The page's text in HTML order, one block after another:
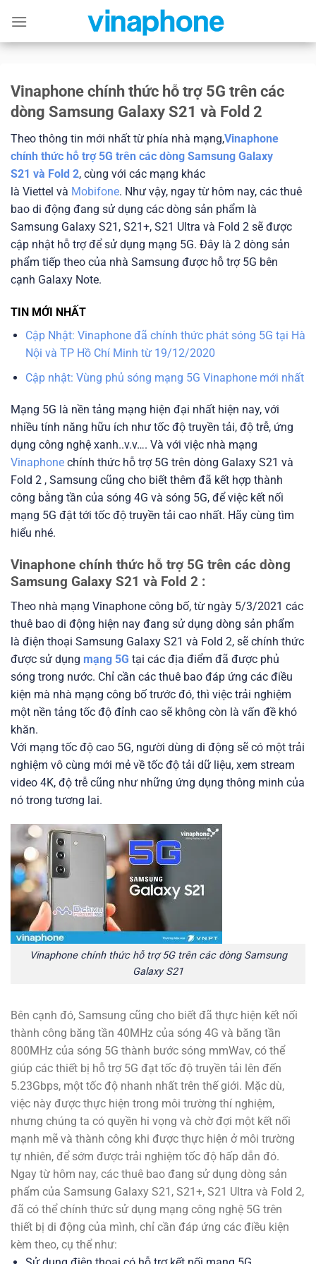
content
Vinaphone chính thức hỗ trợ 5G trên các
dòng Samsung Galaxy S21 và Fold 2
Theo thông tin mới nhất từ phía nhà mạng,Vinaphone
chính thức hỗ trợ 5G trên các dòng Samsung Galaxy
S21 và Fold 2, cùng với các mạng khác
là Viettel và Mobifone. Như vậy, ngay từ hôm nay, các thuê
bao di động đang sử dụng các dòng sản phẩm là
Samsung Galaxy S21, S21+, S21 Ultra và Fold 2 sẽ được
cập nhật hỗ trợ để sử dụng mạng 5G. Đây là 2 dòng sản
phẩm tiếp theo của nhà Samsung được hỗ trợ 5G bên
cạnh Galaxy Note.
TIN MỚI NHẤT
Cập Nhật: Vinaphone đã chính thức phát sóng 5G tại Hà
Nội và TP Hồ Chí Minh từ 19/12/2020
Cập nhật: Vùng phủ sóng mạng 5G Vinaphone mới nhất
Mạng 5G là nền tảng mạng hiện đại nhất hiện nay, với
nhiều tính năng hữu ích như tốc độ truyền tải, độ trễ, ứng
dụng công nghệ xanh..v.v…. Và với việc nhà mạng
Vinaphone chính thức hỗ trợ 5G trên dòng Galaxy S21 và
Fold 2 , Samsung cũng cho biết thêm đã kết hợp thành
công bằng tần của sóng 4G và sóng 5G, để việc kết nối
mạng 5G đật tới tốc độ truyền tải cao nhất. Hãy cùng tìm
hiểu nhé.
Vinaphone chính thức hỗ trợ 5G trên các dòng
Samsung Galaxy S21 và Fold 2 :
Theo nhà mạng Vinaphone công bố, từ ngày 5/3/2021 các
thuê bao di động hiện nay đang sử dụng dòng sản phẩm
là điện thoại Samsung Galaxy S21 và Fold 2, sẽ chính thức
được sử dụng mạng 5G tại các địa điểm đã được phủ
sóng trong nước. Chỉ cần các thuê bao đáp ứng các điều
kiện mà nhà mạng công bố trước đó, thì việc trải nghiệm
một nền tảng tốc độ đỉnh cao sẽ không còn là vấn đề khó
khăn.
Với mạng tốc độ cao 5G, người dùng di động sẽ có một trải
nghiệm vô cùng mới mẻ về tốc độ tải dữ liệu, xem stream
video 4K, độ trễ cũng như những ứng dụng thông minh của
nó trong tương lai.
Vinaphone chính thức hỗ trợ 5G trên các dòng Samsung
Galaxy S21
Bên cạnh đó, Samsung cũng cho biết đã thực hiện kết nối
thành công băng tần 40MHz của sóng 4G và băng tần
800MHz của sóng 5G thành bước sóng mmWav, có thể
giúp các thiết bị hỗ trợ 5G đạt tốc độ truyền tải lên đến
5.23Gbps, một tốc độ nhanh nhất trên thế giới. Mặc dù,
việc này được thực hiện trong môi trường thí nghiệm,
nhưng chúng ta có quyền hi vọng và chờ đợi một kết nối
mạnh mẽ và thành công khi được thực hiện ở môi trường
tự nhiên, để sớm được trải nghiệm tốc độ hấp dẫn đó.
Ngay từ hôm nay, các thuê bao đang sử dụng dòng sản
phẩm của Samsung Galaxy S21, S21+, S21 Ultra và Fold 2,
đã có thể chính thức sử dụng mạng công nghệ 5G trên
thiết bị di động của mình, chỉ cần đáp ứng các điều kiện
kèm theo, cụ thể như: